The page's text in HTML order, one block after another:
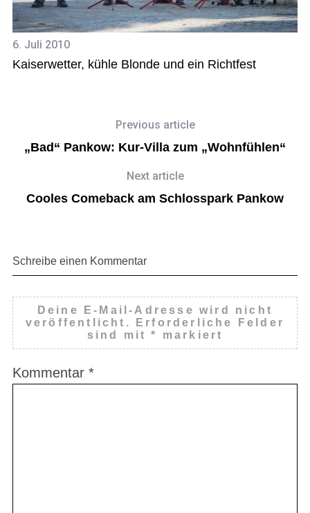
6. Juli 2010
Kaiserwetter, kühle Blonde und ein Richtfest
Previous article
„Bad“ Pankow: Kur-Villa zum „Wohnfühlen“
Next article
Cooles Comeback am Schlosspark Pankow
Schreibe einen Kommentar
Deine E-Mail-Adresse wird nicht
veröffentlicht.
Erforderliche Felder
sind mit* markiert
Kommentar *